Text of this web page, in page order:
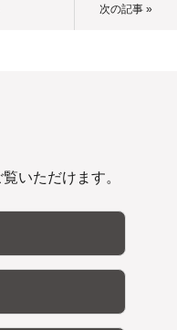
次の記事 »
いただけます。